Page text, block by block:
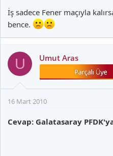
İş sadece Fener maçıyla
bence.
U Umut Aras
16 Mart 2010
Cevap: Galatasaray